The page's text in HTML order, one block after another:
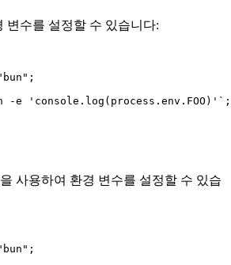
변수를 설정할 수 있습니다:
;
-e 'console.log(process.env.FOO)'`
사용하여 환경 변수를 설정할 수 있습
;